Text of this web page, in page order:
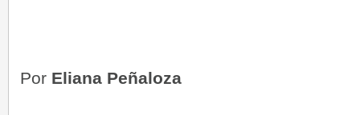
Por Eliana Peñaloza